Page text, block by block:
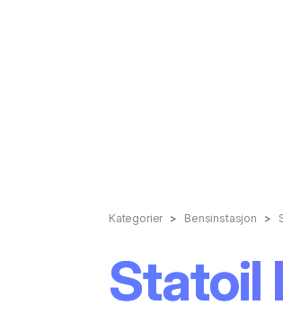
Kategorier Bensinstasjon
Statoil